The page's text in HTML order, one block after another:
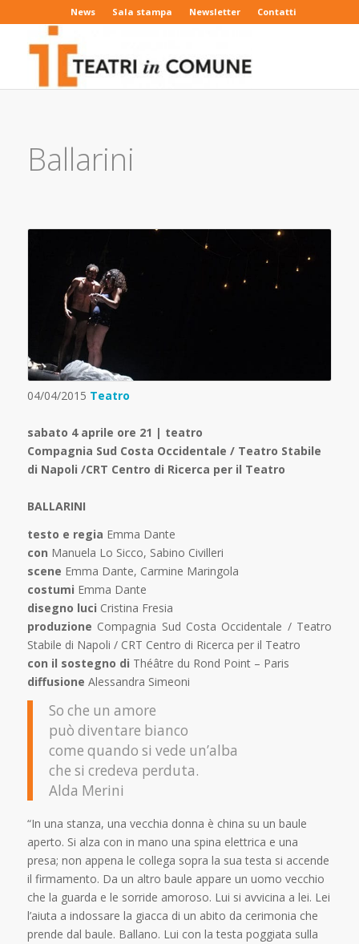
News Sala stampa Newsletter Contatti
Ballarini
04/04/2015 Teatro
sabato 4 aprile ore 21 | teatro
Compagnia Sud Costa Occidentale / Teatro Stabile
di Napoli /CRT Centro di Ricerca per il Teatro
BALLARINI
testo e regia Emma Dante
con Manuela Lo Sicco, Sabino Civilleri
scene Emma Dante, Carmine Maringola
costumi Emma Dante
disegno luci Cristina Fresia
produzione Compagnia Sud Costa Occidentale / Teatro
Stabile di Napoli / CRT Centro di Ricerca per il Teatro
con il sostegno di Théâtre du Rond Point – Paris
diffusione Alessandra Simeoni
So che un amore
può diventare bianco
come quando si vede un’alba
che si credeva perduta.
Alda Merini
“In una stanza, una vecchia donna è china su un baule
aperto. Si alza con in mano una spina elettrica e una
presa; non appena le collega sopra la sua testa si accende
il firmamento. Da un altro baule appare un uomo vecchio
che la guarda e le sorride amoroso. Lui si avvicina a lei. Lei
l’aiuta a indossare la giacca di un abito da cerimonia che
prende dal baule. Ballano. Lui con la testa poggiata sulla